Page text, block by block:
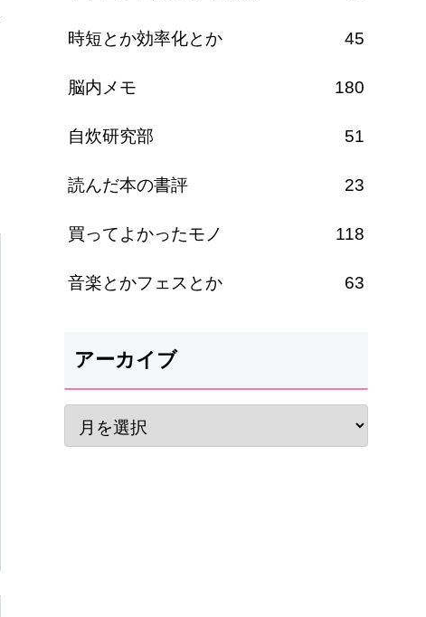
時短とか効率化とか 45
脳内メモ 180
自炊研究部 51
読んだ本の書評 23
買ってよかったモノ 118
音楽とかフェスとか 63
アーカイブ